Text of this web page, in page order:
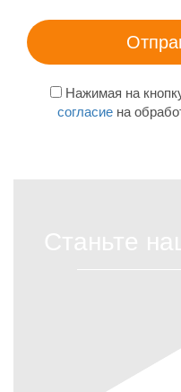
Нажимая на
согласиена